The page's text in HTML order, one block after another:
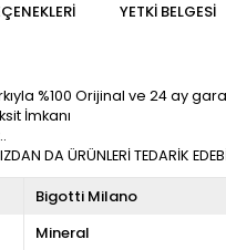
YETKİ BELGESİ
%100 Orijinal ve 24 ay
İmkanı
DA ÜRÜNLERİ TEDARİK
Bigotti Milano
Mineral